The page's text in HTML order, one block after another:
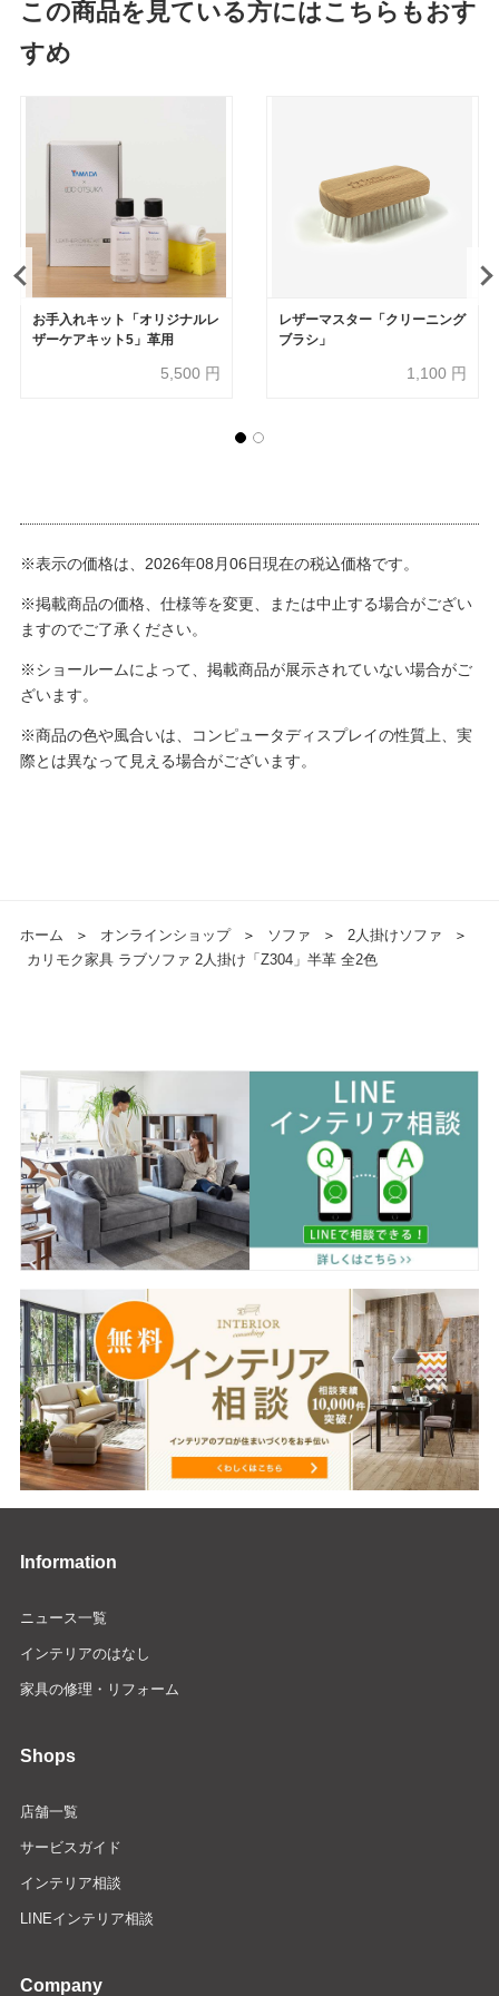
この商品を見ている方にはこちらもおす
すめ
お手入れキット「オリジナルレ
ザーケアキット5」革用
5,500 円
レザーマスター「クリーニング
ブラシ」
1,100 円
※表示の価格は、2026年08月06日現在の税込価格です。
※掲載商品の価格、仕様等を変更、または中止する場合がござい
ますのでご了承ください。
※ショールームによって、掲載商品が展示されていない場合がご
ざいます。
※商品の色や風合いは、コンピュータディスプレイの性質上、実
際とは異なって見える場合がございます。
ホーム ＞ オンラインショップ ＞ ソファ ＞ 2人掛けソファ
＞
カリモク家具 ラブソファ 2人掛け「Z304」半革 全2色
Information
ニュース一覧
インテリアのはなし
家具の修理・リフォーム
Shops
店舗一覧
サービスガイド
インテリア相談
LINEインテリア相談
Company